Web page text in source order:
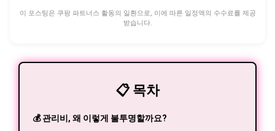
할 대상일까 법원에서는 부부가 혼인 생활을 유지하면서 서로
협력하여 모은 재산이라면 그 종류를 불문하고 분할 대상으로
보증금은 임대차 계약이 끝나면 현금으로 돌아오는 금전적 가
치가 있는 권리이기 때문에 충분히 재산으로 인정받습니다. 여
기서 많은 분들이 오해하는 지점이 하나 있어요. 임대차 계약의
명의자가 누구냐 하는 ...
이 포스팅은 쿠팡 파트너스 활동의 일환으로, 이에 따른 일정액의 수수료를 제공
받습니다.
📋 목차
💰 관리비, 왜 이렇게 불투명할까요?